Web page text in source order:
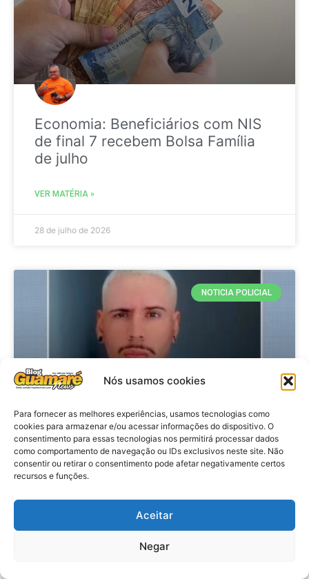
Nós usamos cookies
Para fornecer as melhores experiências, usamos tecnologias como
cookies para armazenar e/ou acessar informações do dispositivo. O
consentimento para essas tecnologias nos permitirá processar dados
como comportamento de navegação ou IDs exclusivos neste site. Não
consentir ou retirar o consentimento pode afetar negativamente certos
recursos e funções.
Aceitar
Negar
Economia: Beneficiários com NIS
de final 7 recebem Bolsa Família
de julho
VER MATÉRIA »
28 de julho de 2026
NOTICIA POLICIAL
Policia: Suspeito de matar homem
em hotel de João Pessoa se
apresenta à polícia em Caicó